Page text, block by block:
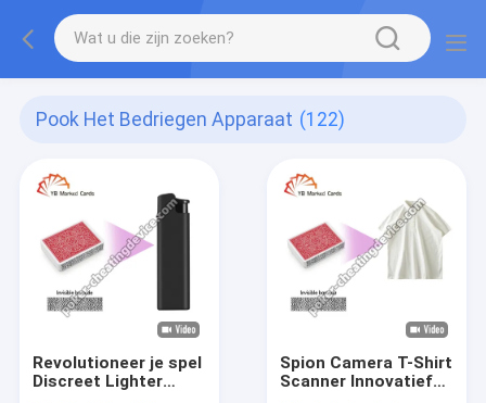
Pook Het Bedriegen Apparaat (122)
Revolutioneer je spel
Discreet Lighter
Spion Camera T-Shirt
Scanner Innovatief